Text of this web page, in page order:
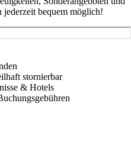
bequem möglich!
stornierbar
& Hotels